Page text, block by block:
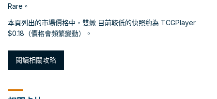
Rare。
本頁列出的市場價格中，雙蠍 目前較低的快照約為 TCGPlayer
$0.18（價格會頻繁變動）。
閱讀相關攻略